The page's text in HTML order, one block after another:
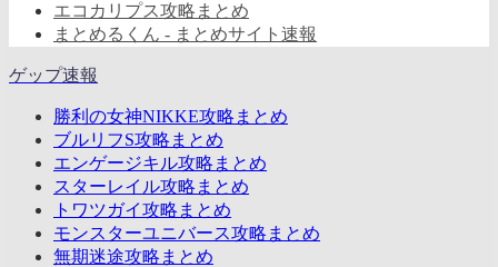
エコカリプス攻略まとめ
まとめるくん - まとめサイト速報
ゲップ速報
勝利の女神NIKKE攻略まとめ
ブルリフS攻略まとめ
エンゲージキル攻略まとめ
スターレイル攻略まとめ
トワツガイ攻略まとめ
モンスターユニバース攻略まとめ
無期迷途攻略まとめ